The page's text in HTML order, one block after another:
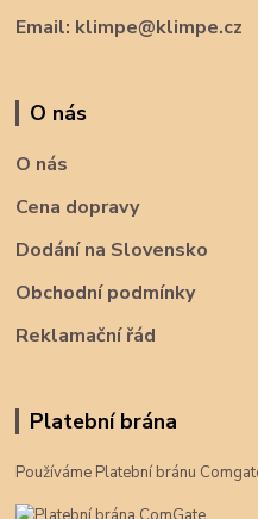
Email: klimpe@klimpe.cz
O nás
O nás
Cena dopravy
Dodání na Slovensko
Obchodní podmínky
Reklamační řád
Platební brána
Používáme Platební bránu